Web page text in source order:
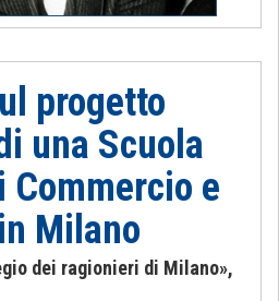
progetto
una Scuola
e
Milano
dei ragionieri di Milano»,